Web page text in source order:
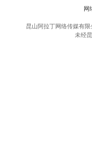
网
昆山阿拉丁网络传媒有
未经